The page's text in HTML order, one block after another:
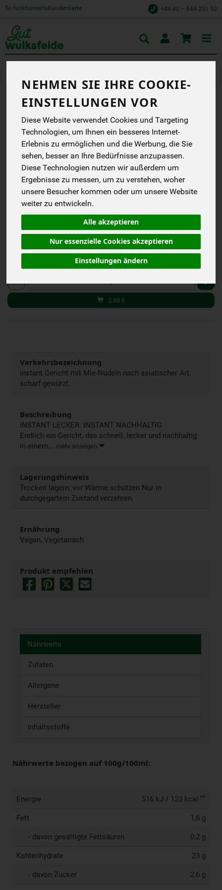
NEHMEN SIE IHRE COOKIE-
EINSTELLUNGEN VOR
Diese Website verwendet Cookies und Targeting
Technologien, um Ihnen ein besseres Internet-
Erlebnis zu ermöglichen und die Werbung, die Sie
sehen, besser an Ihre Bedürfnisse anzupassen.
Diese Technologien nutzen wir außerdem um
Ergebnisse zu messen, um zu verstehen, woher
unsere Besucher kommen oder um unsere Website
weiter zu entwickeln.
Alle akzeptieren
Nur essenzielle Cookies akzeptieren
Einstellungen ändern
So funktioniert’s Kundenkarte +49 40 – 644 251 10
NOODLES, VEGAN
Bio Hot + Spicy Chili
Noodles
?
EG
(24,46 € / kg)
inkl. 7% MwSt.
159 g
3,89 €
Verkehrsbezeichnung
Instant Gericht mit Mie-Nudeln nach asiatischer Art,
scharf gewürzt.
Beschreibung
INSTANT LECKER. INSTANT NACHHALTIG.
Endlich ein Gericht, das schnell, lecker und nachhaltig
in einem... mehr anzeigen
Lagerungshinweis
Trocken lagern, vor Wärme schützen Nur in
durchgegartem Zustand verzehren.
Ernährung
Vegan, Vegetarisch
Produkt empfehlen
Nährwerte
Zutaten
Allergene
Hersteller
Inhaltsstoffe
Nährwerte bezogen auf 100g/100ml:
Energie 516 kJ / 123 kcal **
Fett 1,6 g
- davon gesättigte Fettsäuren 0,2 g
Kohlenhydrate 23 g
- davon Zucker 2,6 g
Toggle
cart